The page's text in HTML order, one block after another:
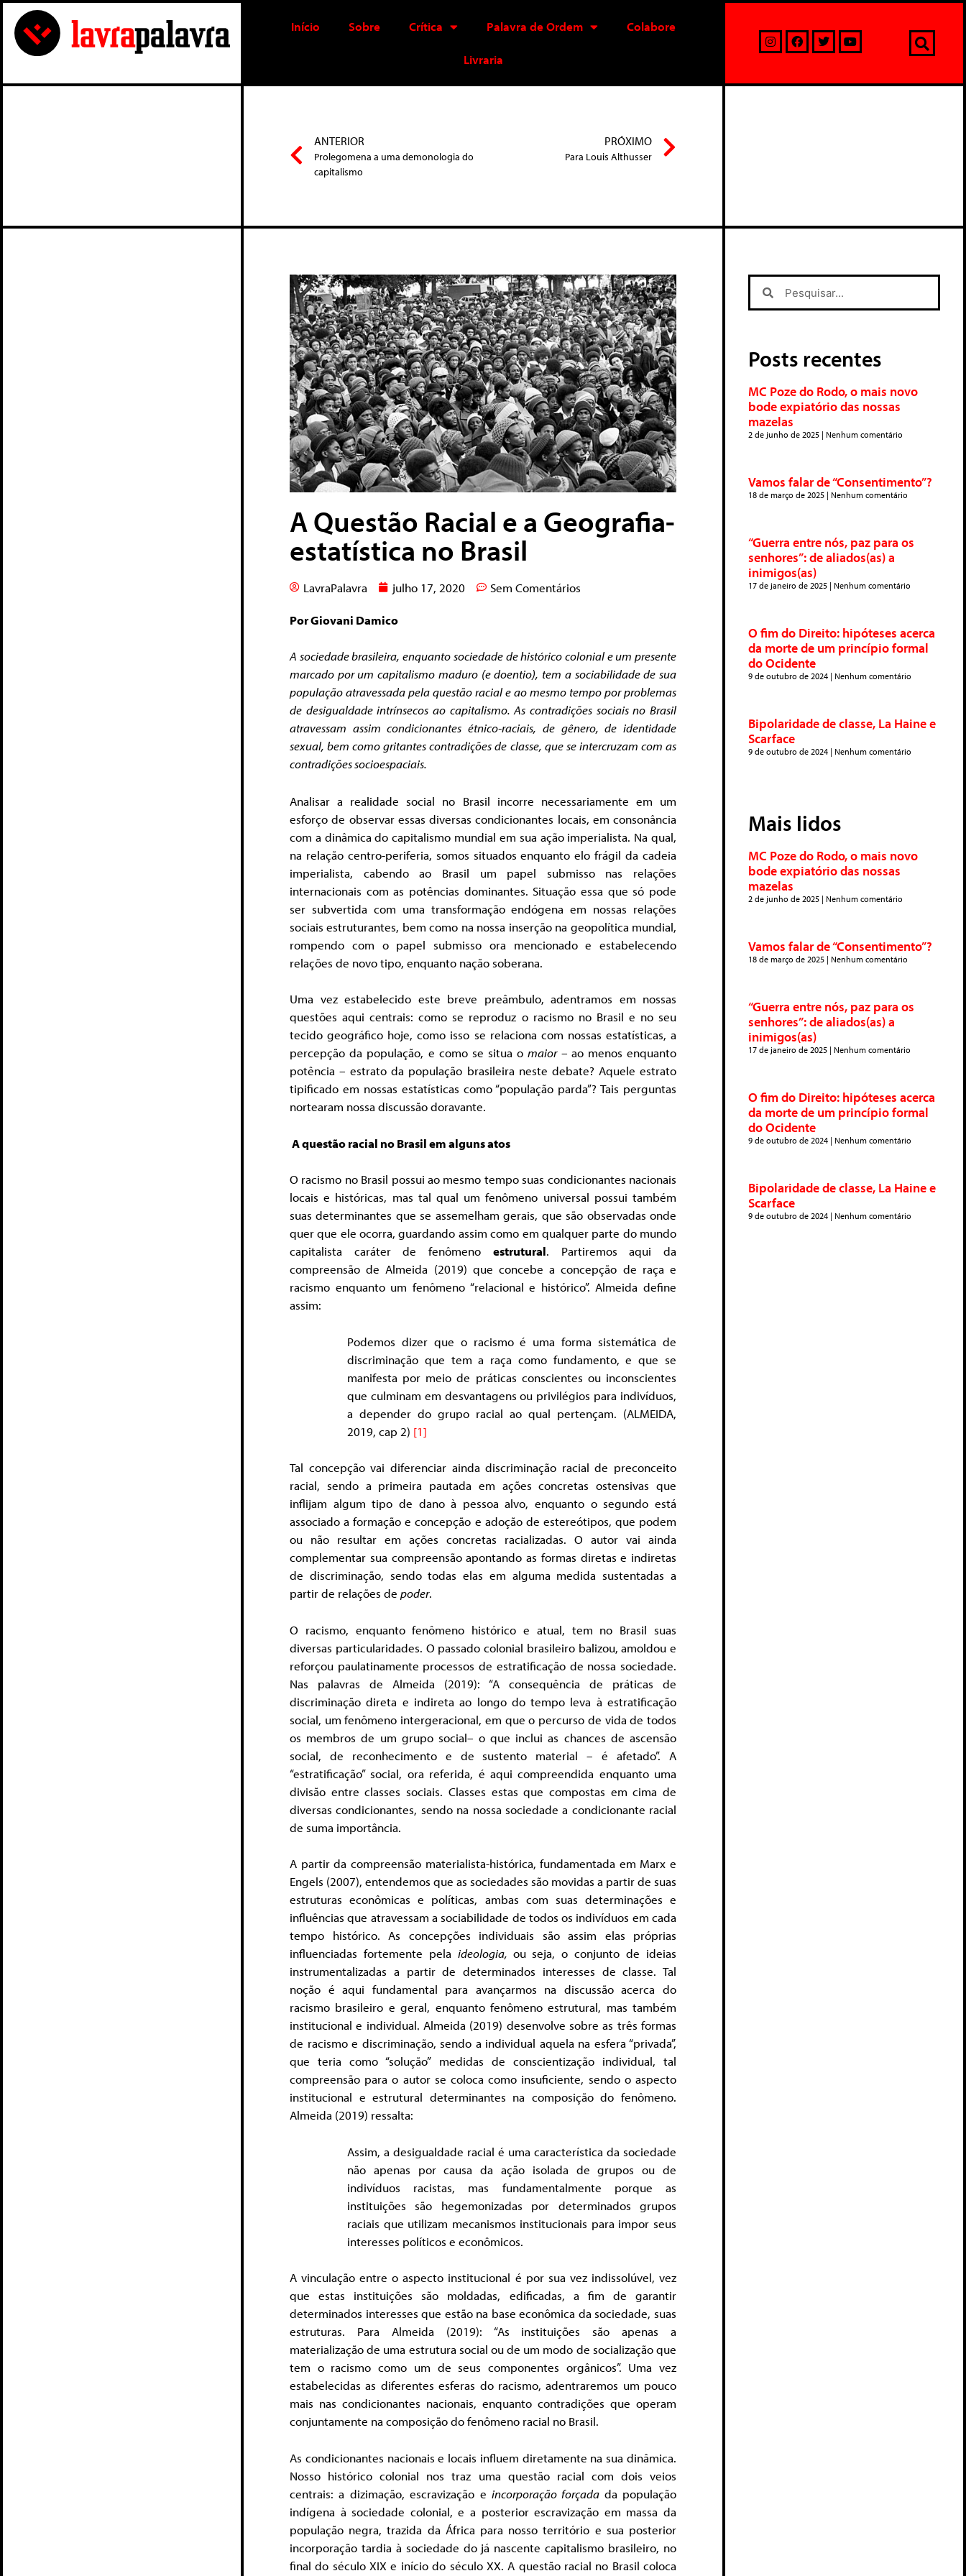
Início Sobre Crítica Palavra de Ordem Colabore
Livraria
ANTERIOR
Prolegomena a uma demonologia do
capitalismo
PRÓXIMO
Para Louis Althusser
A Questão Racial e a Geografia-
estatística no Brasil
LavraPalavra julho 17, 2020 Sem Comentários
Por Giovani Damico
A sociedade brasileira, enquanto sociedade de histórico colonial e um presente
marcado por um capitalismo maduro (e doentio), tem a sociabilidade de sua
população atravessada pela questão racial e ao mesmo tempo por problemas
de desigualdade intrínsecos ao capitalismo. As contradições sociais no Brasil
atravessam assim condicionantes étnico-raciais, de gênero, de identidade
sexual, bem como gritantes contradições de classe, que se intercruzam com as
contradições socioespaciais.
Analisar a realidade social no Brasil incorre necessariamente em um
esforço de observar essas diversas condicionantes locais, em consonância
com a dinâmica do capitalismo mundial em sua ação imperialista. Na qual,
na relação centro-periferia, somos situados enquanto elo frágil da cadeia
imperialista, cabendo ao Brasil um papel submisso nas relações
internacionais com as potências dominantes. Situação essa que só pode
ser subvertida com uma transformação endógena em nossas relações
sociais estruturantes, bem como na nossa inserção na geopolítica mundial,
rompendo com o papel submisso ora mencionado e estabelecendo
relações de novo tipo, enquanto nação soberana.
Uma vez estabelecido este breve preâmbulo, adentramos em nossas
questões aqui centrais: como se reproduz o racismo no Brasil e no seu
tecido geográfico hoje, como isso se relaciona com nossas estatísticas, a
percepção da população, e como se situa omaior – ao menos enquanto
potência– estrato da população brasileira neste debate? Aquele estrato
tipificado em nossas estatísticas como “população parda”? Tais perguntas
nortearam nossa discussão doravante.
A questão racial no Brasil em alguns atos
O racismo no Brasil possui ao mesmo tempo suas condicionantes nacionais
locais e históricas, mas tal qual um fenômeno universal possui também
suas determinantes que se assemelham gerais, que são observadas onde
quer que ele ocorra, guardando assim como em qualquer parte do mundo
capitalista caráter de fenômeno estrutural. Partiremos aqui da
compreensão de Almeida (2019) que concebe a concepção de raça e
racismo enquanto um fenômeno “relacional e histórico”. Almeida define
assim:
Podemos dizer que o racismo é uma forma sistemática de
discriminação que tem a raça como fundamento, e que se
manifesta por meio de práticas conscientes ou inconscientes
que culminam em desvantagens ou privilégios para indivíduos,
a depender do grupo racial ao qual pertençam. (ALMEIDA,
2019, cap 2) [1]
Tal concepção vai diferenciar ainda discriminação racial de preconceito
racial, sendo a primeira pautada em ações concretas ostensivas que
inflijam algum tipo de dano à pessoa alvo, enquanto o segundo está
associado a formação e concepção e adoção de estereótipos, que podem
ou não resultar em ações concretas racializadas. O autor vai ainda
complementar sua compreensão apontando as formas diretas e indiretas
de discriminação, sendo todas elas em alguma medida sustentadas a
partir de relações de poder.
O racismo, enquanto fenômeno histórico e atual, tem no Brasil suas
diversas particularidades. O passado colonial brasileiro balizou, amoldou e
reforçou paulatinamente processos de estratificação de nossa sociedade.
Nas palavras de Almeida (2019): “A consequência de práticas de
discriminação direta e indireta ao longo do tempo leva à estratificação
social, um fenômeno intergeracional, em que o percurso de vida de todos
os membros de um grupo social– o que inclui as chances de ascensão
social, de reconhecimento e de sustento material – é afetado”. A
“estratificação” social, ora referida, é aqui compreendida enquanto uma
divisão entre classes sociais. Classes estas que compostas em cima de
diversas condicionantes, sendo na nossa sociedade a condicionante racial
de suma importância.
A partir da compreensão materialista-histórica, fundamentada em Marx e
Engels (2007), entendemos que as sociedades são movidas a partir de suas
estruturas econômicas e políticas, ambas com suas determinações e
influências que atravessam a sociabilidade de todos os indivíduos em cada
tempo histórico. As concepções individuais são assim elas próprias
influenciadas fortemente pela ideologia, ou seja, o conjunto de ideias
instrumentalizadas a partir de determinados interesses de classe. Tal
noção é aqui fundamental para avançarmos na discussão acerca do
racismo brasileiro e geral, enquanto fenômeno estrutural, mas também
institucional e individual. Almeida (2019) desenvolve sobre as três formas
de racismo e discriminação, sendo a individual aquela na esfera “privada”,
que teria como “solução” medidas de conscientização individual, tal
compreensão para o autor se coloca como insuficiente, sendo o aspecto
institucional e estrutural determinantes na composição do fenômeno.
Almeida (2019) ressalta:
Assim, a desigualdade racial é uma característica da sociedade
não apenas por causa da ação isolada de grupos ou de
indivíduos racistas, mas fundamentalmente porque as
instituições são hegemonizadas por determinados grupos
raciais que utilizam mecanismos institucionais para impor seus
interesses políticos e econômicos.
A vinculação entre o aspecto institucional é por sua vez indissolúvel, vez
que estas instituições são moldadas, edificadas, a fim de garantir
determinados interesses que estão na base econômica da sociedade, suas
estruturas. Para Almeida (2019): “As instituições são apenas a
materialização de uma estrutura social ou de um modo de socialização que
tem o racismo como um de seus componentes orgânicos”. Uma vez
estabelecidas as diferentes esferas do racismo, adentraremos um pouco
mais nas condicionantes nacionais, enquanto contradições que operam
conjuntamente na composição do fenômeno racial no Brasil.
As condicionantes nacionais e locais influem diretamente na sua dinâmica.
Nosso histórico colonial nos traz uma questão racial com dois veios
centrais: a dizimação, escravização e incorporação forçada da população
indígena à sociedade colonial, e a posterior escravização em massa da
população negra, trazida da África para nosso território e sua posterior
incorporação tardia à sociedade do já nascente capitalismo brasileiro, no
final do século XIX e início do século XX. A questão racial no Brasil coloca
Posts recentes
MC Poze do Rodo, o mais novo
bode expiatório das nossas
mazelas
2 de junho de 2025 Nenhum comentário
Vamos falar de “Consentimento”?
18 de março de 2025 Nenhum comentário
“Guerra entre nós, paz para os
senhores”: de aliados(as) a
inimigos(as)
17 de janeiro de 2025 Nenhum comentário
O fim do Direito: hipóteses acerca
da morte de um princípio formal
do Ocidente
9 de outubro de 2024 Nenhum comentário
Bipolaridade de classe, La Haine e
Scarface
9 de outubro de 2024 Nenhum comentário
Mais lidos
MC Poze do Rodo, o mais novo
bode expiatório das nossas
mazelas
2 de junho de 2025 Nenhum comentário
Vamos falar de “Consentimento”?
18 de março de 2025 Nenhum comentário
“Guerra entre nós, paz para os
senhores”: de aliados(as) a
inimigos(as)
17 de janeiro de 2025 Nenhum comentário
O fim do Direito: hipóteses acerca
da morte de um princípio formal
do Ocidente
9 de outubro de 2024 Nenhum comentário
Bipolaridade de classe, La Haine e
Scarface
9 de outubro de 2024 Nenhum comentário